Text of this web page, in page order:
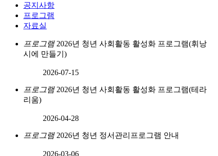
공지사항
프로그램
자료실
프로그램 2026년 청년 사회활동 활성화 프로그램(휘낭
시에 만들기)
2026-07-15
프로그램 2026년 청년 사회활동 활성화 프로그램(테라
리움)
2026-04-28
프로그램 2026년 청년 정서관리프로그램 안내
2026-03-06